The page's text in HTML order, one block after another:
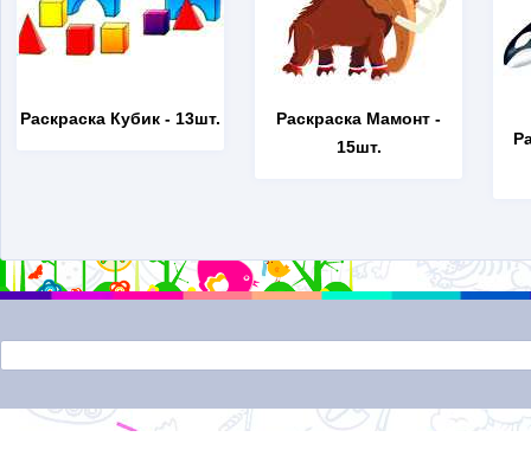
Раскраска Кубик - 13шт. Раскраска Мамонт -
15шт.